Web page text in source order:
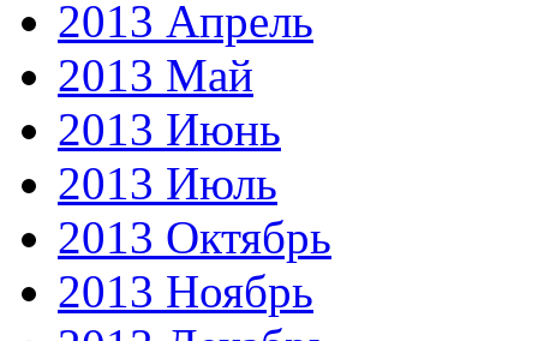
2013 Апрель
2013 Май
2013 Июнь
2013 Июль
2013 Октябрь
2013 Ноябрь